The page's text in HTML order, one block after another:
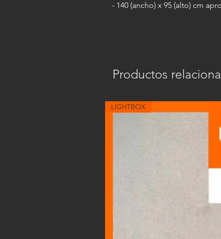
- 140 (ancho) x 95 (alto) cm
Productos
LIGHTBOX